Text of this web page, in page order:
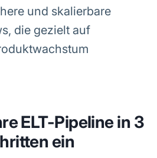
und skalierbare
die gezielt auf
ELT-Pipeline in 3
ein